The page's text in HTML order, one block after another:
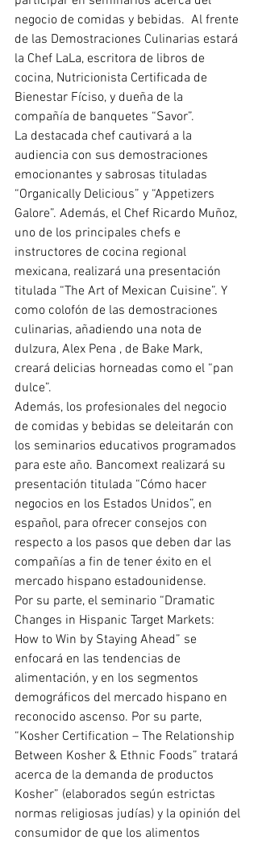
negocio de comidas y bebidas.  Al frente
de las Demostraciones Culinarias estará
la Chef LaLa, escritora de libros de
cocina, Nutricionista Certificada de
Bienestar Fíciso, y dueña de la
compañía de banquetes “Savor”.
La destacada chef cautivará a la
audiencia con sus demostraciones
emocionantes y sabrosas tituladas
“Organically Delicious” y “Appetizers
Galore”. Además, el Chef Ricardo Muñoz,
uno de los principales chefs e
instructores de cocina regional
mexicana, realizará una presentación
titulada “The Art of Mexican Cuisine”. Y
como colofón de las demostraciones
culinarias, añadiendo una nota de
dulzura, Alex Pena , de Bake Mark,
creará delicias horneadas como el “pan
dulce”.
Además, los profesionales del negocio
de comidas y bebidas se deleitarán con
los seminarios educativos programados
para este año. Bancomext realizará su
presentación titulada “Cómo hacer
negocios en los Estados Unidos”, en
español, para ofrecer consejos con
respecto a los pasos que deben dar las
compañías a fin de tener éxito en el
mercado hispano estadounidense.
Por su parte, el seminario “Dramatic
Changes in Hispanic Target Markets:
How to Win by Staying Ahead” se
enfocará en las tendencias de
alimentación, y en los segmentos
demográficos del mercado hispano en
reconocido ascenso. Por su parte,
“Kosher Certification – The Relationship
Between Kosher & Ethnic Foods” tratará
acerca de la demanda de productos
Kosher” (elaborados según estrictas
normas religiosas judías) y la opinión del
consumidor de que los alimentos